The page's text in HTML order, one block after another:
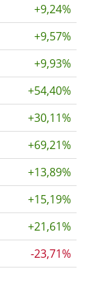
+9,24%
+9,57%
+9,93%
+54,40%
+30,11%
+69,21%
+13,89%
+15,19%
+21,61%
-23,71%